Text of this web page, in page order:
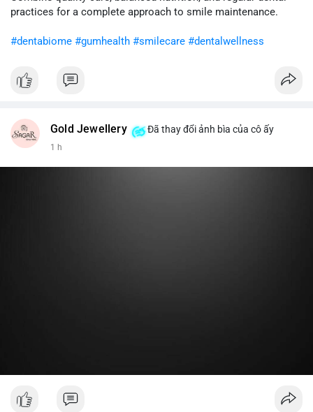
cân nhắc giảm tỷ trọng đòn bẩy và chờ xu hướng rõ ràng trước
practices for a complete approach to smile maintenance.
#dentabiome #gumhealth #smilecare #dentalwellness
Gold Jewellery Đã thay đổi ảnh bìa của cô ấy
1 h